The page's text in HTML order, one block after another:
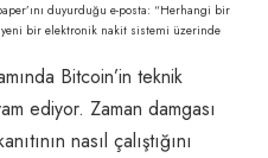
duyurduğu e-posta: “Herhangi bir
yeni bir elektronik nakit sistemi üzerinde
Bitcoin’in teknik
ediyor. Zaman damgası
nasıl çalıştığını